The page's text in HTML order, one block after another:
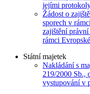
jejími
Žádost o
sporech v
zajištění
rámci
Státní majetek
Nakládání s
219/2000 Sb.,
vystupování v